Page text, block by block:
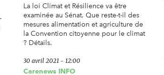
La loi Climat et Résilience va être
examinée au Sénat. Que reste-t-il des
mesures alimentation et agriculture de
la Convention citoyenne pour le climat
? Détails.
30 avril 2021 - 12:00
Carenews INFO